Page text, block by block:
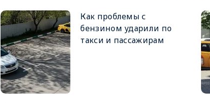
Как проблемы с
бензином ударили по
такси и пассажирам